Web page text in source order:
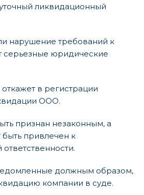
ликвидационный
нарушение требований к
серьезные юридические
в регистрации
ООО.
признан незаконным, а
привлечен к
должным образом,
компании в суде.